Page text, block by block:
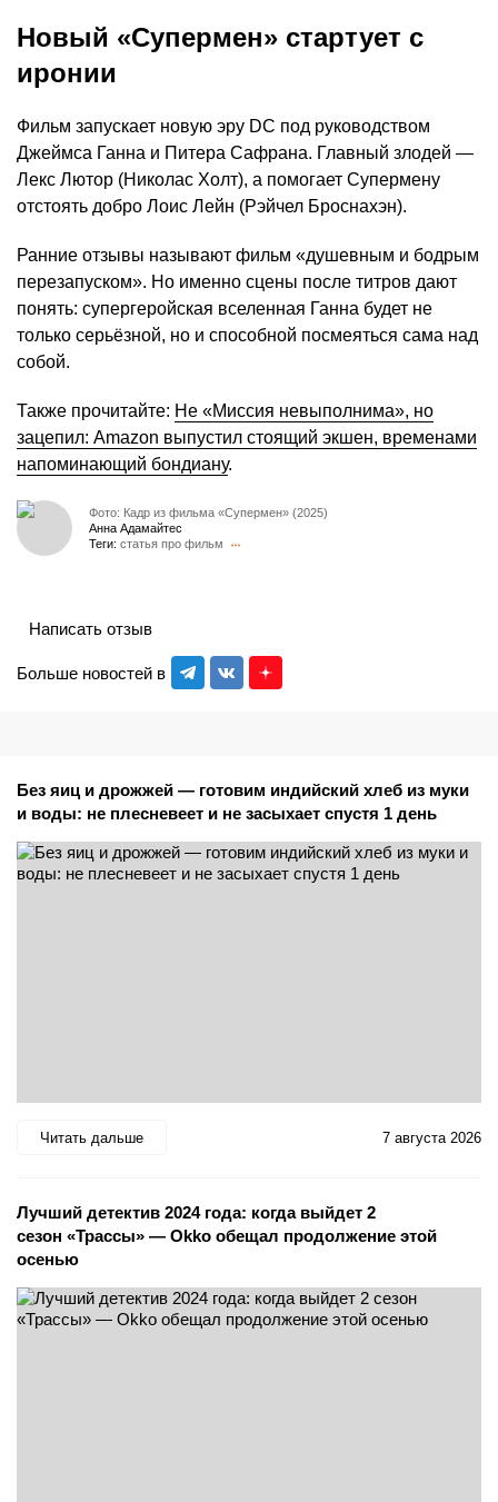
Новый «Супермен» стартует с
иронии
Фильм запускает новую эру DC под руководством
Джеймса Ганна и Питера Сафрана. Главный злодей —
Лекс Лютор (Николас Холт), а помогает Супермену
отстоять добро Лоис Лейн (Рэйчел Броснахэн).
Ранние отзывы называют фильм «душевным и бодрым
перезапуском». Но именно сцены после титров дают
понять: супергеройская вселенная Ганна будет не
только серьёзной, но и способной посмеяться сама над
собой.
Также прочитайте: Не «Миссия невыполнима», но
зацепил: Amazon выпустил стоящий экшен, временами
напоминающий бондиану.
Фото: Кадр из фильма «Супермен» (2025)
Анна Адамайтес
Теги: статья про фильм
Больше новостей в
Написать отзыв
Без яиц и дрожжей — готовим индийский хлеб из муки
и воды: не плесневеет и не засыхает спустя 1 день
Читать дальше 7 августа 2026
Лучший детектив 2024 года: когда выйдет 2
сезон «Трассы» — Okko обещал продолжение этой
осенью